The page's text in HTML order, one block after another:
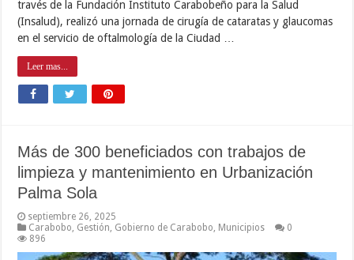
través de la Fundación Instituto Carabobeño para la Salud
(Insalud), realizó una jornada de cirugía de cataratas y glaucomas
en el servicio de oftalmología de la Ciudad …
Leer mas...
Más de 300 beneficiados con trabajos de
limpieza y mantenimiento en Urbanización
Palma Sola
septiembre 26, 2025
Carabobo, Gestión, Gobierno de Carabobo, Municipios
0
896